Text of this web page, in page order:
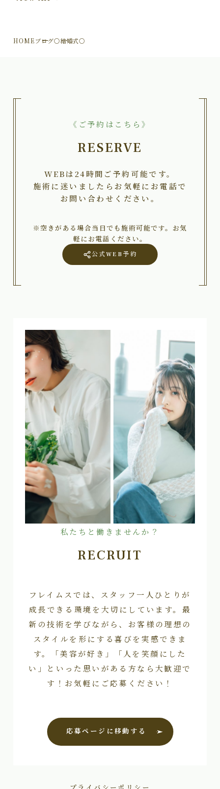
HOMEブログ〇結婚式〇
《ご予約はこちら》
RESERVE
WEBは24時間ご予約可能です。
施術に迷いましたらお気軽にお電話で
お問い合わせください。
※空きがある場合当日でも施術可能です。お気
軽にお電話ください。
公式WEB予約
私たちと働きませんか？
RECRUIT
フレイムスでは、スタッフ一人ひとりが
成長できる環境を大切にしています。最
新の技術を学びながら、お客様の理想の
スタイルを形にする喜びを実感できま
す。「美容が好き」「人を笑顔にした
い」といった思いがある方なら大歓迎で
す！お気軽にご応募ください！
応募ページに移動する